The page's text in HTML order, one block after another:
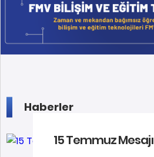
Haberler
15 Temmuz Mesajı